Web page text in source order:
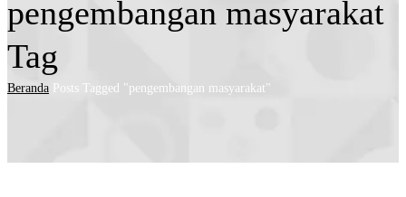
pengembangan masyarakat
Tag
Beranda Posts Tagged "pengembangan masyarakat"